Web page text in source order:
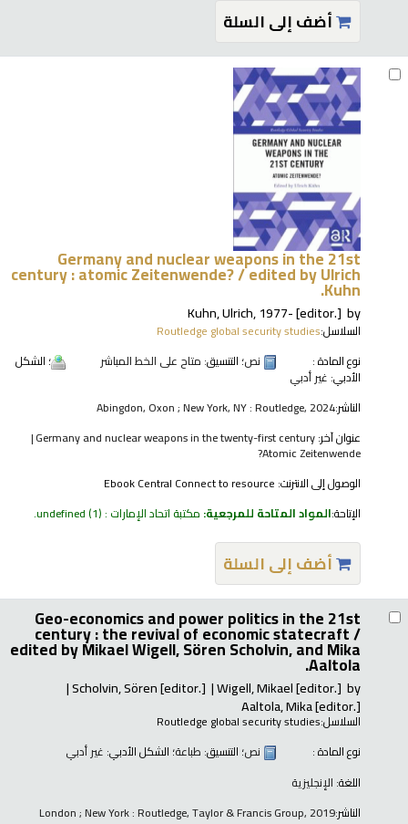
أضف إلى السلة
Germany and nuclear weapons in the 21st
century : atomic Zeitenwende? /edited by Ulrich
Kuhn.
by
Kuhn, Ulrich, 1977-[editor.]
السلاسل:Routledge global security studies
نوع المادة :
نص؛ التنسيق: متاح على الخط المباشر ؛ الشكل
الأدبي: غير أدبي
الناشر:Abingdon, Oxon ; New York, NY : Routledge, 2024
عنوان آخر:Germany and nuclear weapons in the twenty-first century
Atomic Zeitenwende?
الوصول إلى الانترنت: Ebook Central Connect to resource
الإتاحة:المواد المتاحة للمرجعية: مكتبة اتحاد الإمارات : undefined(1).
أضف إلى السلة
Geo-economics and power politics in the 21st
century : the revival of economic statecraft /
edited by Mikael Wigell, Sören Scholvin, and Mika
Aaltola.
by
Wigell, Mikael[editor.]
Scholvin, Sören[editor.]
Aaltola, Mika[editor.]
السلاسل:Routledge global security studies
نوع المادة :
نص؛ التنسيق: طباعة؛ الشكل الأدبي: غير أدبي
اللغة: الإنجليزية
الناشر:London ; New York : Routledge, Taylor & Francis Group, 2019